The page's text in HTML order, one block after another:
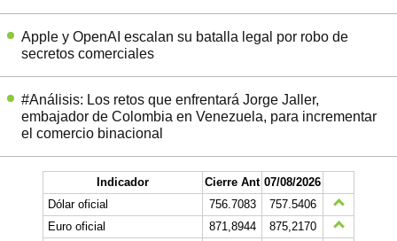
Apple y OpenAI escalan su batalla legal por robo de
secretos comerciales
#Análisis: Los retos que enfrentará Jorge Jaller,
embajador de Colombia en Venezuela, para incrementar
el comercio binacional
Indicador Cierre Ant 07/08/2026
Dólar oficial
756.7083
757.5406
Euro oficial
871,8944
875,2170